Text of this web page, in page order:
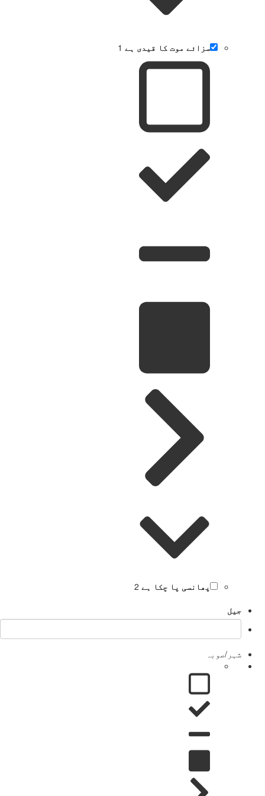
سزائے موت کا قیدی ہے 1
پھانسی پا چکا ہے
2
جیل
شہر/صوبہ